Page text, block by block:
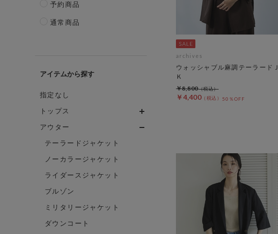
予約商品
通常商品
アイテム
指定なし
トップス
アウター
テーラードジャケット
ノーカラージャケット
ライダースジャケット
ブルゾン
ミリタリージャケット
ダウンコート
archives
ウォッシャブル麻調テーラードＪ
Ｋ
￥4,400 50％OFF
￥8,800